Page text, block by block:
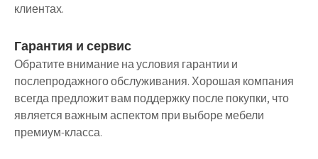
клиентах.
Гарантия и сервис
Обратите внимание на условия гарантии и
послепродажного обслуживания. Хорошая компания
всегда предложит вам поддержку после покупки, что
является важным аспектом при выборе мебели
премиум-класса.